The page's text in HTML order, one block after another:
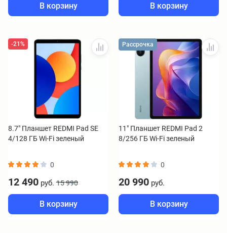
В корзину В корзину
-21%
8.7" Планшет REDMI Pad SE
4/128 ГБ Wi-Fi зеленый
0
12 490 руб. 15 990
В корзину
Рассрочка
11" Планшет REDMI Pad 2
8/256 ГБ Wi-Fi зеленый
0
20 990 руб.
В корзину